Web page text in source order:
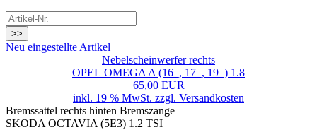
>>
Neu eingestellte Artikel
Nebelscheinwerfer rechts
OPEL OMEGA A (16_, 17_, 19_) 1.8
65,00 EUR
inkl. 19 % MwSt. zzgl. Versandkosten
Bremssattel rechts hinten Bremszange
SKODA OCTAVIA (5E3) 1.2 TSI